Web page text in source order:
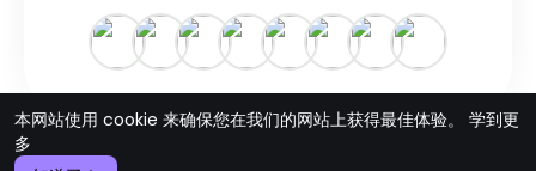
本网站使用 cookie 来确保您在我们的网站上获得最佳体验。 学到更
多
© {日期} ArthoSphere •